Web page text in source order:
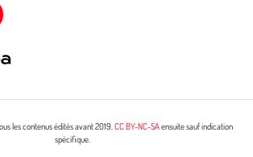
les contenus édités avant 2019.CC BY-NC-SAensuite sauf indication
spécifique.